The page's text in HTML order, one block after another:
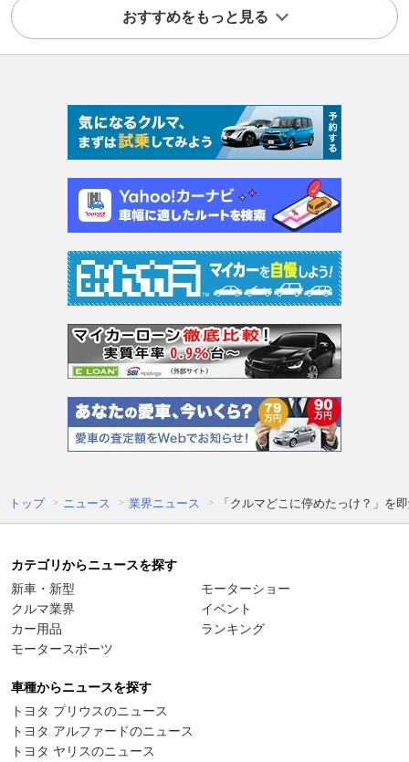
おすすめをもっと見る
トップ ニュース 業界ニュース 「クルマどこに停めたっけ？」を
カテゴリからニュースを探す
新車・新型
クルマ業界
カー用品
モータースポーツ
モーターショー
イベント
ランキング
車種からニュースを探す
トヨタ プリウスのニュース
トヨタ アルファードのニュース
トヨタ ヤリスのニュース